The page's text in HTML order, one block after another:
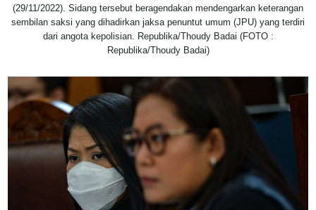
(29/11/2022). Sidang tersebut beragendakan mendengarkan keterangan
sembilan saksi yang dihadirkan jaksa penuntut umum (JPU) yang terdiri
dari angota kepolisian. Republika/Thoudy Badai (FOTO :
Republika/Thoudy Badai)